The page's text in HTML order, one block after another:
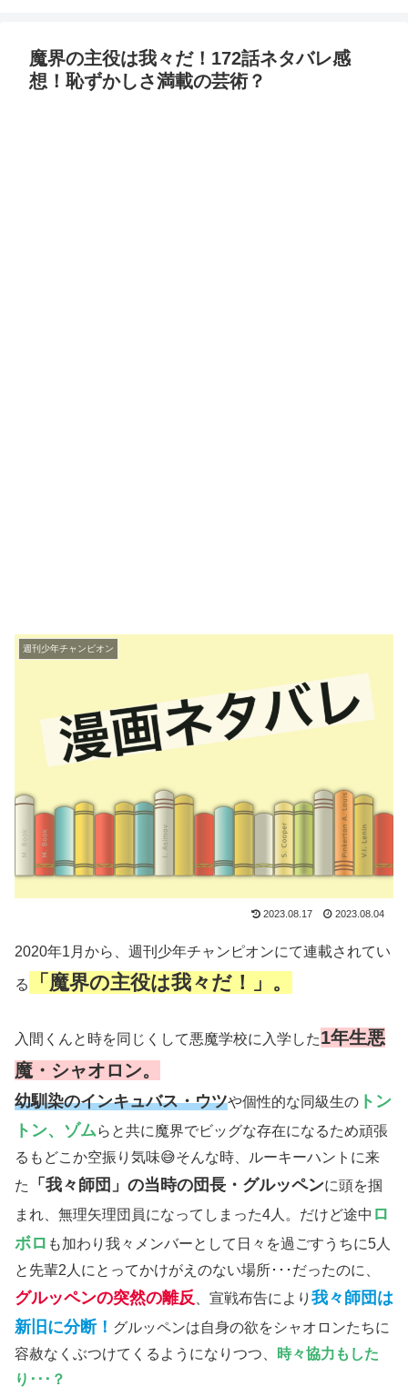
魔界の主役は我々だ！172話ネタバレ感
想！恥ずかしさ満載の芸術？
週刊少年チャンピオン
2023.08.17 2023.08.04
2020年1月から、週刊少年チャンピオンにて連載されてい
る 「魔界の主役は我々だ！」。
入間くんと時を同じくして悪魔学校に入学した1年生悪
魔・シャオロン。
幼馴染のインキュバス・ウツや個性的な同級生の トン
トン、ゾムらと共に魔界でビッグな存在になるため頑張
るもどこか空振り気味😅そんな時、ルーキーハントに来
た
「我々師団」の当時の団長・グルッペンに頭を掴
まれ、無理矢理団員になってしまった4人。だけど途中 ロ
ボロ も加わり我々メンバーとして日々を過ごすうちに5人
と先輩2人にとってかけがえのない場所･･･だったのに、
グルッペンの突然の離反 、宣戦布告により 我々師団は
新旧に分断！ グルッペンは自身の欲をシャオロンたちに
容赦なくぶつけてくるようになりつつ、
時々協力もした
り･･･？